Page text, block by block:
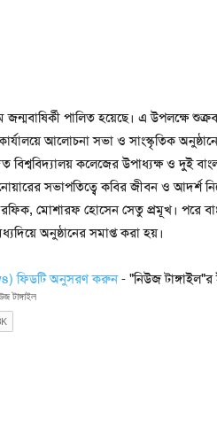
পালিত হয়েছে। এ উপলক্ষে
আলোচনা সভা ও সাংস্কৃতিক
বিশ্ববিদ্যালয় কলেজের উপাধ্যক্ষ ও দুই
সভাপতিত্বে কবির জীবন ও আদর্শ
মোশারফ হোসেন সেতু প্রমূখ। পরে
অনুষ্ঠানের সমাপ্ত করা হয়।
ফিডটি অনুসরণ করুন- "নিউজ টাঙ্গাইল"র